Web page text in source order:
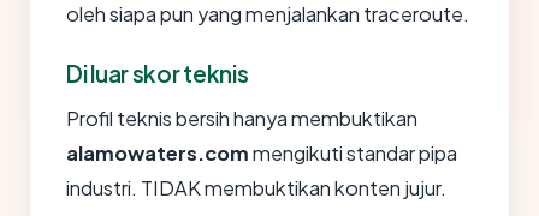
oleh siapa pun yang menjalankan traceroute.
Di luar skor teknis
Profil teknis bersih hanya membuktikan
alamowaters.commengikuti standar pipa
industri. TIDAK membuktikan konten jujur.